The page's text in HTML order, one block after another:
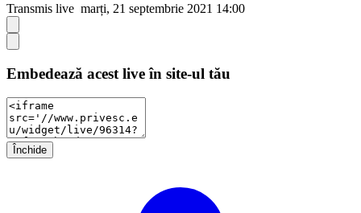
Transmis live marți, 21 septembrie 2021 14:00
Embedează acest live în site-ul tău
Închide